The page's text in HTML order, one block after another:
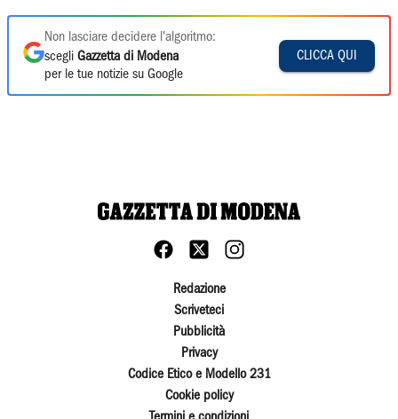
Non lasciare decidere l'algoritmo:
scegli Gazzetta di Modena
per le tue notizie su Google
CLICCA QUI
Redazione
Scriveteci
Pubblicità
Privacy
Codice Etico e Modello 231
Cookie policy